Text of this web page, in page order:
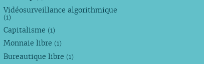
Vidéosurveillance algorithmique
(1)
Capitalisme (1)
Monnaie libre (1)
Bureautique libre (1)